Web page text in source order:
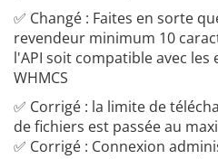
✅ Changé : Faites en sorte
revendeur minimum 10
l'API soit compatible avec
WHMCS
✅ Corrigé : la limite de
de fichiers est passée au
✅ Corrigé : Connexion